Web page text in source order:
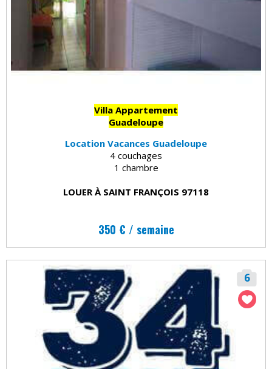
Villa Appartement
Guadeloupe
Location Vacances Guadeloupe
4 couchages
1 chambre
LOUER À SAINT FRANÇOIS 97118
350 € / semaine
6